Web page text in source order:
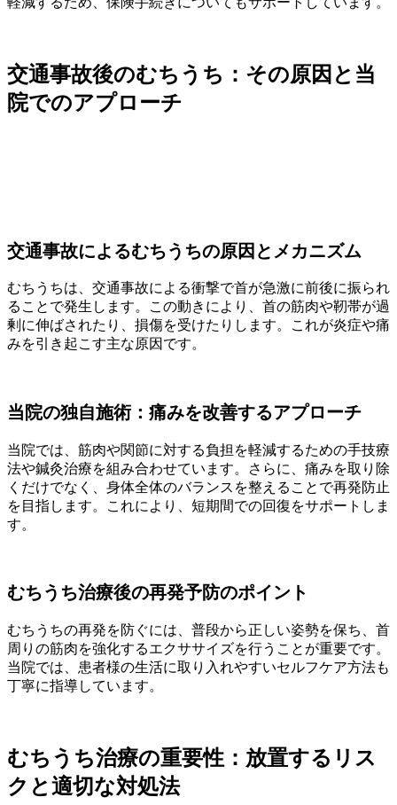
交通事故後のむちうち：その原因と当
院でのアプローチ
交通事故によるむちうちの原因とメカニズム
むちうちは、交通事故による衝撃で首が急激に前後に振られ
ることで発生します。この動きにより、首の筋肉や靭帯が過
剰に伸ばされたり、損傷を受けたりします。これが炎症や痛
みを引き起こす主な原因です。
当院の独自施術：痛みを改善するアプローチ
当院では、筋肉や関節に対する負担を軽減するための手技療
法や鍼灸治療を組み合わせています。さらに、痛みを取り除
くだけでなく、身体全体のバランスを整えることで再発防止
を目指します。これにより、短期間での回復をサポートしま
す。
むちうち治療後の再発予防のポイント
むちうちの再発を防ぐには、普段から正しい姿勢を保ち、首
周りの筋肉を強化するエクササイズを行うことが重要です。
当院では、患者様の生活に取り入れやすいセルフケア方法も
丁寧に指導しています。
むちうち治療の重要性：放置するリス
クと適切な対処法